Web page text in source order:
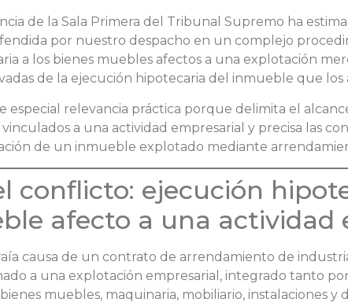
de la Sala Primera del Tribunal Supremo ha
por nuestro despacho en un complejo
a los bienes muebles afectos a una explotación
de la ejecución hipotecaria del inmueble que los
especial relevancia práctica porque delimita el
vinculados a una actividad empresarial y precisa las
de un inmueble explotado mediante
conflicto: ejecución
afecto a una actividad
causa de un contrato de arrendamiento de
a una explotación empresarial, integrado tanto
muebles, maquinaria, mobiliario, instalaciones y